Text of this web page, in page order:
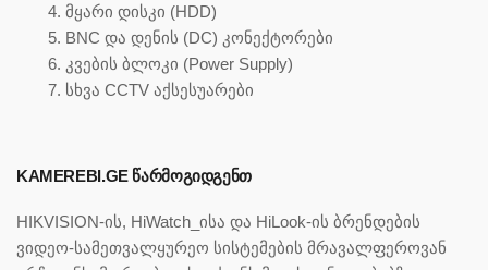
მყარი დისკი (HDD)
BNC და დენის (DC) კონექტორები
კვების ბლოკი (Power Supply)
სხვა CCTV აქსესუარები
KAMEREBI.GE ᲬᲐᲠᲛᲝᲒᲘᲓᲒᲔᲜᲗ
HIKVISION-ის, HiWatch_ისა და HiLook-ის ბრენდების
ვიდეო-სამეთვალყურეო სისტემების მრავალფეროვან